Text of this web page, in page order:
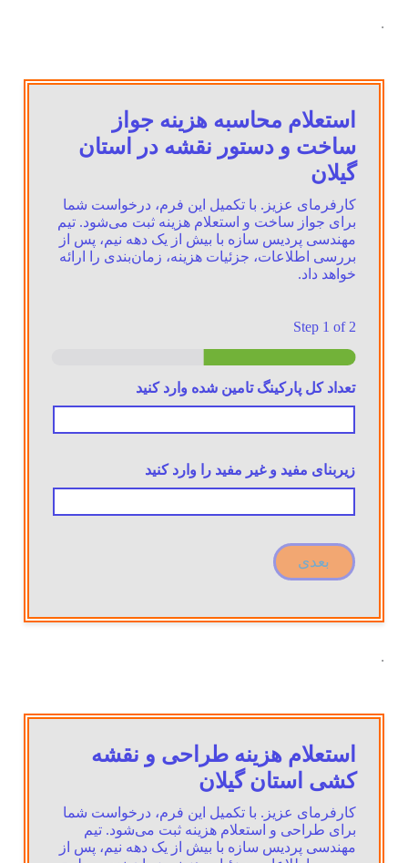
.
استعلام محاسبه هزینه جواز
ساخت و دستور نقشه در استان
گیلان
کارفرمای عزیز. با تکمیل این فرم، درخواست شما
برای جواز ساخت و استعلام هزینه ثبت می‌شود. تیم
مهندسی پردیس سازه با بیش از یک دهه نیم، پس از
بررسی اطلاعات، جزئیات هزینه، زمان‌بندی را ارائه
خواهد داد.
Step 1 of 2
تعداد کل پارکینگ تامین شده وارد کنید
زیربنای مفید و غیر مفید را وارد کنید
بعدی
.
استعلام هزینه طراحی و نقشه
کشی استان گیلان
کارفرمای عزیز. با تکمیل این فرم، درخواست شما
برای طراحی و استعلام هزینه ثبت می‌شود. تیم
مهندسی پردیس سازه با بیش از یک دهه نیم، پس از